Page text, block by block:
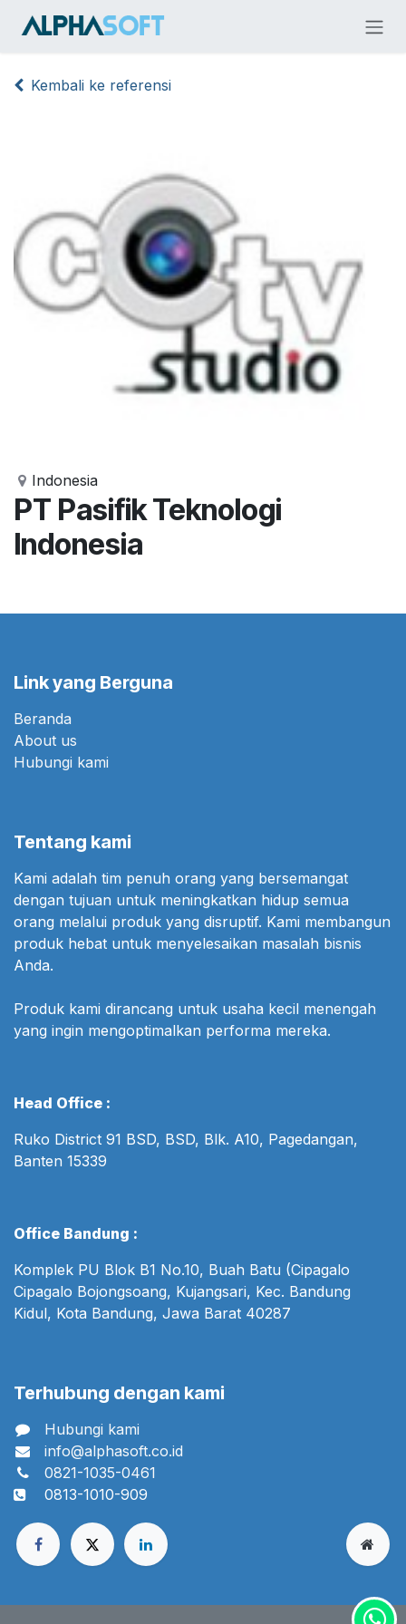
Kembali ke referensi
Indonesia
PT Pasifik Teknologi
Indonesia
Link yang Berguna
Beranda
About us
Hubungi kami
Tentang kami
Kami adalah tim penuh orang yang bersemangat
dengan tujuan untuk meningkatkan hidup semua
orang melalui produk yang disruptif. Kami membangun
produk hebat untuk menyelesaikan masalah bisnis
Anda.
Produk kami dirancang untuk usaha kecil menengah
yang ingin mengoptimalkan performa mereka.
Head Office :
Ruko District 91 BSD, BSD, Blk. A10, Pagedangan,
Banten 15339
Office Bandung :
Komplek PU Blok B1 No.10, Buah Batu (Cipagalo
Cipagalo Bojongsoang, Kujangsari, Kec. Bandung
Kidul, Kota Bandung, Jawa Barat 40287
Terhubung dengan kami
Hubungi kami
info@alphasoft.co.id
0821-1035-0461
0813-1010-909